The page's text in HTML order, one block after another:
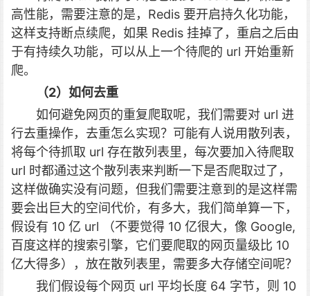
高性能，需要注意的是，Redis 要开启持久化功能，
这样支持断点续爬，如果 Redis 挂掉了，重启之后由
于有持续久功能，可以从上一个待爬的 url 开始重新
爬。
（2）如何去重
如何避免网页的重复爬取呢，我们需要对 url 进
行去重操作，去重怎么实现？可能有人说用散列表，
将每个待抓取 url 存在散列表里，每次要加入待爬取
url 时都通过这个散列表来判断一下是否爬取过了，
这样做确实没有问题，但我们需要注意到的是这样需
要会出巨大的空间代价，有多大，我们简单算一下，
假设有 10 亿 url （不要觉得 10 亿很大，像 Google,
百度这样的搜索引擎，它们要爬取的网页量级比 10
亿大得多），放在散列表里，需要多大存储空间呢？
我们假设每个网页 url 平均长度 64 字节，则 10